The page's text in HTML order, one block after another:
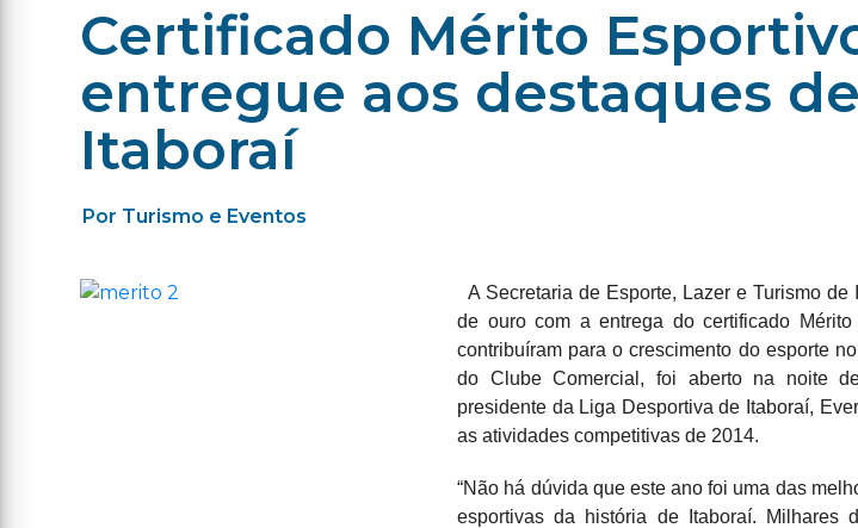
Certificado Mérito
entregue aos destaques
Itaboraí
Por Turismo e Eventos
A Secretaria de Esporte, Lazer e Turismo
de ouro com a entrega do certificado
contribuíram para o crescimento do esporte
do Clube Comercial, foi aberto na noite
presidente da Liga Desportiva de Itaboraí,
as atividades competitivas de 2014.
“Não há dúvida que este ano foi uma das
esportivas da história de Itaboraí. Milhares